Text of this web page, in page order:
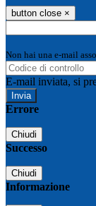
button close ×
Non hai una e-mail
E-mail inviata, si
Errore
Chiudi
Successo
Chiudi
Informazione